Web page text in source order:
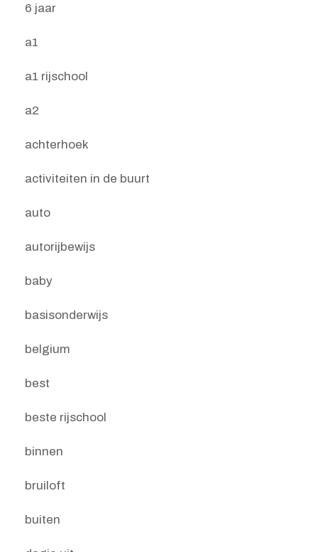
6 jaar
a1
a1 rijschool
a2
achterhoek
activiteiten in de buurt
auto
autorijbewijs
baby
basisonderwijs
belgium
best
beste rijschool
binnen
bruiloft
buiten